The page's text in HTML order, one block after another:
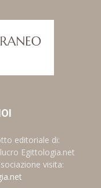
editoriale di:
Egittologia.net
visita: